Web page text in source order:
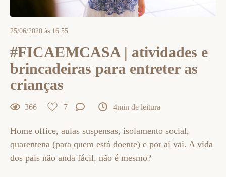
25/06/2020 às 16:55
#FICAEMCASA | atividades e
brincadeiras para entreter as
crianças
366 7 4min de leitura
Home office, aulas suspensas, isolamento social,
quarentena (para quem está doente) e por aí vai. A vida
dos pais não anda fácil, não é mesmo?